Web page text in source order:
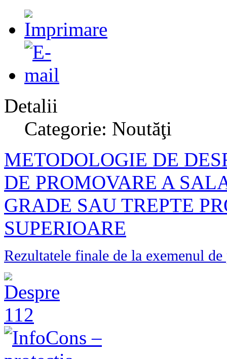
Detalii
Categorie: Noutăţi
METODOLOGIE DE
DE PROMOVARE A
GRADE SAU TREPTE
SUPERIOARE
Rezultatele finale de la exemenul